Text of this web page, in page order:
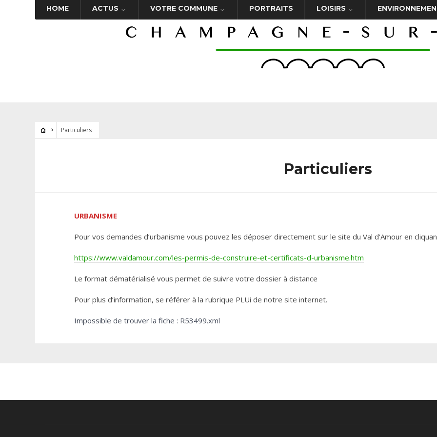
HOME ACTUS VOTRE COMMUNE PORTRAITS LOISIRS
Particuliers
Particuliers
URBANISME
Pour vos demandes d’urbanisme vous pouvez les déposer directement sur le site du Val d’Amour en
https://www.valdamour.com/les-permis-de-construire-et-certificats-d-urbanisme.htm
Le format dématérialisé vous permet de suivre votre dossier à distance
Pour plus d’information, se référer à la rubrique PLUi de notre site internet.
Impossible de trouver la fiche : R53499.xml